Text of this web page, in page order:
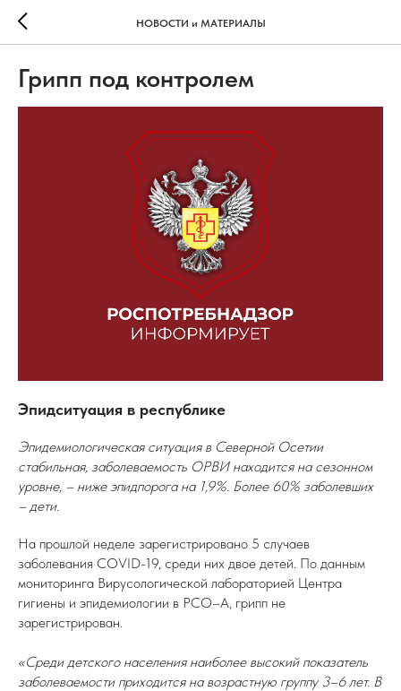
НОВОСТИ и МАТЕРИАЛЫ
Грипп под контролем
Эпидситуация в республике
Эпидемиологическая ситуация в Северной Осетии
стабильная, заболеваемость ОРВИ находится на сезонном
уровне, – ниже эпидпорога на 1,9%. Более 60% заболевших
– дети.
На прошлой неделе зарегистрировано 5 случаев
заболевания COVID-19, среди них двое детей. По данным
мониторинга Вирусологической лабораторией Центра
гигиены и эпидемиологии в РСО–А, грипп не
зарегистрирован.
«Среди детского населения наиболее высокий показатель
заболеваемости приходится на возрастную группу 3–6 лет. В